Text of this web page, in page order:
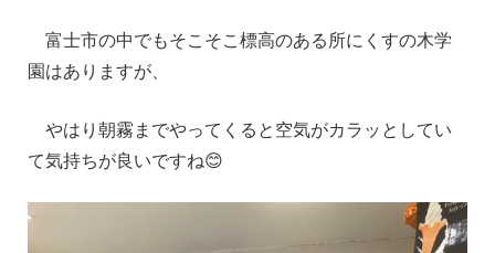
富士市の中でもそこそこ標高のある所にくすの木学
園はありますが、
やはり朝霧までやってくると空気がカラッとしてい
て気持ちが良いですね😊